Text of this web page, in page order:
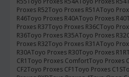
Proxes R52Toyo Proxes R51AToyo
R46Toyo Proxes R40AToyo Proxes R40
Proxes R37Toyo Proxes R36CToyo
R36Toyo Proxes R35AToyo Proxes
Proxes R32Toyo Proxes R31AToyo
R30AToyo Proxes R30Toyo Proxes R1R
CR1Toyo Proxes ComfortToyo Proxes
CF2Toyo Proxes CF1Toyo Proxes C1S